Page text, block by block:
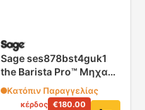
Sage ses878bst4guk1
the Barista Pro™ Μηχανή
Espresso
Κατόπιν Παραγγελίας
κέρδος €180.00